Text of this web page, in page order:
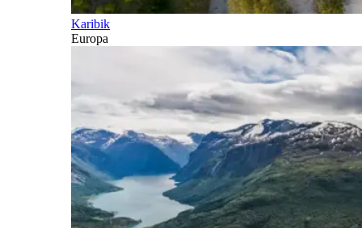
Karibik
Europa